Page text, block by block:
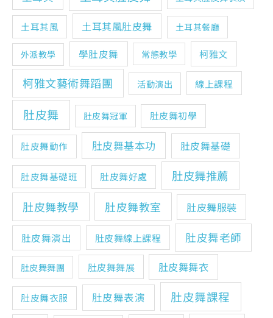
土耳其風 土耳其風肚皮舞 土耳其餐廳
外派教學 學肚皮舞 常態教學 柯雅文
柯雅文藝術舞蹈團 活動演出 線上課程
肚皮舞 肚皮舞冠軍 肚皮舞初學
肚皮舞動作 肚皮舞基本功 肚皮舞基礎
肚皮舞基礎班 肚皮舞好處
肚皮舞推薦
肚皮舞教學
肚皮舞教室 肚皮舞服裝
肚皮舞演出 肚皮舞線上課程 肚皮舞老師
肚皮舞舞團 肚皮舞舞展 肚皮舞舞衣
肚皮舞衣服 肚皮舞表演 肚皮舞課程